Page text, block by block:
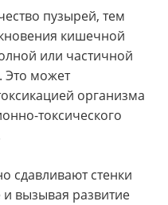
пузырей, тем
кишечной
или частичной
Это может
организма
токсического
сдавливают стенки
вызывая развитие